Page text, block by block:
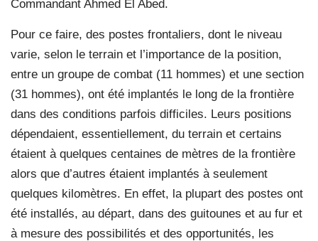
Commandant Ahmed El Abed.
Pour ce faire, des postes frontaliers, dont le niveau
varie, selon le terrain et l’importance de la position,
entre un groupe de combat (11 hommes) et une section
(31 hommes), ont été implantés le long de la frontière
dans des conditions parfois difficiles. Leurs positions
dépendaient, essentiellement, du terrain et certains
étaient à quelques centaines de mètres de la frontière
alors que d’autres étaient implantés à seulement
quelques kilomètres. En effet, la plupart des postes ont
été installés, au départ, dans des guitounes et au fur et
à mesure des possibilités et des opportunités, les